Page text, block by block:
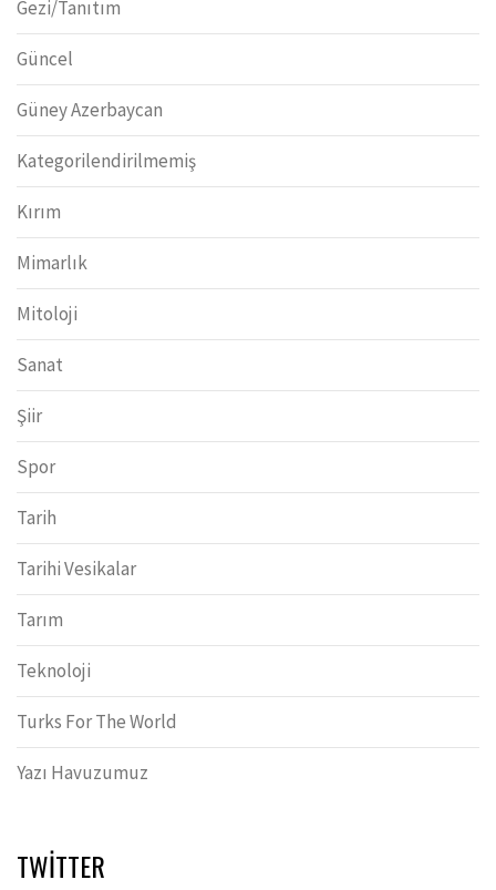
Gezi/Tanıtım
Güncel
Güney Azerbaycan
Kategorilendirilmemiş
Kırım
Mimarlık
Mitoloji
Sanat
Şiir
Spor
Tarih
Tarihi Vesikalar
Tarım
Teknoloji
Turks For The World
Yazı Havuzumuz
TWITTER